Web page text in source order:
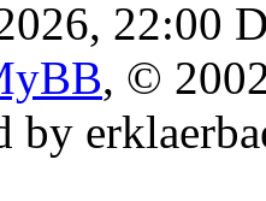
22:00
, ©
by